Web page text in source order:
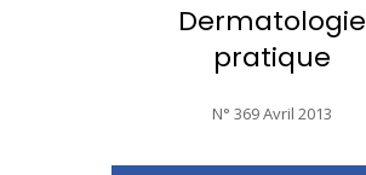
Dermatologie
pratique
N° 369 Avril 2013